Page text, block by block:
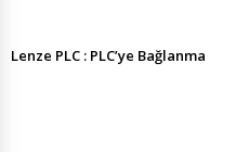
Lenze PLC : PLC’ye Bağlanma